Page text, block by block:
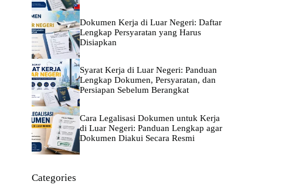
Dokumen Kerja di Luar Negeri: Daftar
Lengkap Persyaratan yang Harus
Disiapkan
Syarat Kerja di Luar Negeri: Panduan
Lengkap Dokumen, Persyaratan, dan
Persiapan Sebelum Berangkat
Cara Legalisasi Dokumen untuk Kerja
di Luar Negeri: Panduan Lengkap agar
Dokumen Diakui Secara Resmi
Categories